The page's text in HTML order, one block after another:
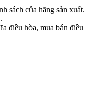
sách của hãng sản xuất.
điều hòa, mua bán điều